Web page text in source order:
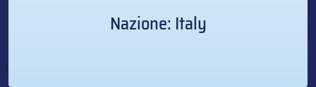
Nazione: Italy